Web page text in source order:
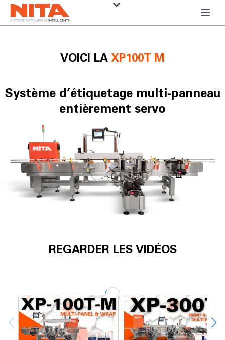
VOICI LA XP100T M
Système d’étiquetage multi-panneau
entièrement servo
REGARDER LES VIDÉOS